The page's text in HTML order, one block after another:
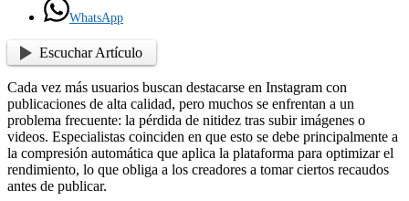
WhatsApp
Escuchar Artículo
Cada vez más usuarios buscan destacarse en Instagram con
publicaciones de alta calidad, pero muchos se enfrentan a un
problema frecuente: la pérdida de nitidez tras subir imágenes o
videos. Especialistas coinciden en que esto se debe principalmente a
la compresión automática que aplica la plataforma para optimizar el
rendimiento, lo que obliga a los creadores a tomar ciertos recaudos
antes de publicar.